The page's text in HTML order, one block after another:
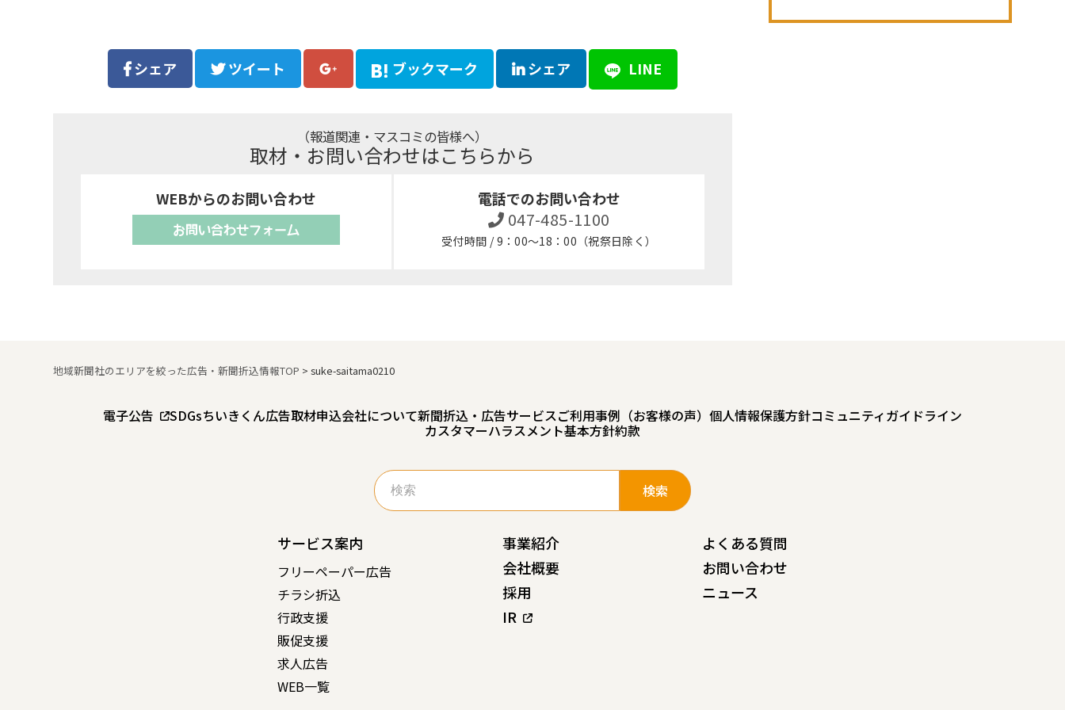
シェア ツイート ブックマーク シェア LINE
（報道関連・マスコミの皆様へ）
取材・お問い合わせはこちらから
WEBからのお問い合わせ
お問い合わせフォーム
電話でのお問い合わせ
047-485-1100
受付時間 / 9：00～18：00（祝祭日除く）
地域新聞社のエリアを絞った広告・新聞折込情報TOP >suke-saitama0210
電子公告 SDGsちいきくん広告取材申込会社について新聞折込・広告サービスご利用事例（お客様の声） 個人情報保護方針コミュニティガイドライン
カスタマーハラスメント基本方針約款
検
索:
サービス案内
フリーペーパー広告
チラシ折込
行政支援
販促支援
求人広告
WEB一覧
事業紹介
会社概要
採用
IR
よくある質問
お問い合わせ
ニュース